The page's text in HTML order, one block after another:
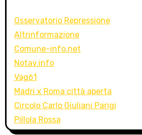
Osservatorio Repressione
Altrinformazione
Comune-info.net
Notav.info
Vag61
Madri x Roma città aperta
Circolo Carlo Giuliani Parigi
Pillola Rossa